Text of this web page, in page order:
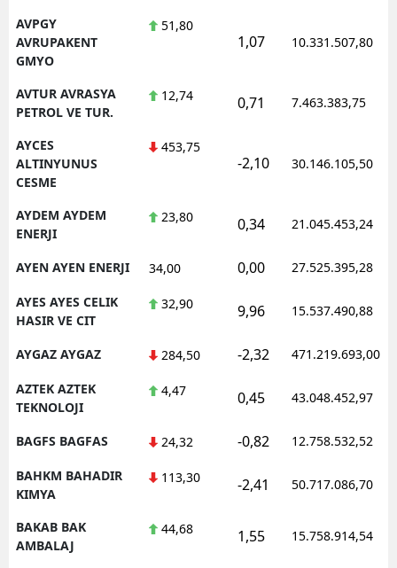
AVPGY
AVRUPAKENT
GMYO
51,80
1,07 10.331.507,80
AVTUR AVRASYA
PETROL VE TUR.
12,74 0,71 7.463.383,75
AYCES
ALTINYUNUS
CESME
453,75
-2,10 30.146.105,50
AYDEM AYDEM
ENERJI
23,80 0,34 21.045.453,24
AYEN AYEN ENERJI 34,00 0,00 27.525.395,28
AYES AYES CELIK
HASIR VE CIT
32,90 9,96 15.537.490,88
AYGAZ AYGAZ 284,50 -2,32 471.219.693,00
AZTEK AZTEK
TEKNOLOJI
4,47 0,45 43.048.452,97
BAGFS BAGFAS 24,32 -0,82 12.758.532,52
BAHKM BAHADIR
KIMYA
113,30 -2,41 50.717.086,70
BAKAB BAK
AMBALAJ
44,68 1,55 15.758.914,54